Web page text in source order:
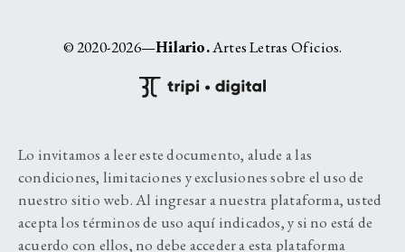
© 2020-2026—Hilario.Artes Letras Oficios.
Lo invitamos a leer este documento, alude a las
condiciones, limitaciones y exclusiones sobre el uso de
nuestro sitio web. Al ingresar a nuestra plataforma, usted
acepta los términos de uso aquí indicados, y si no está de
acuerdo con ellos, no debe acceder a esta plataforma